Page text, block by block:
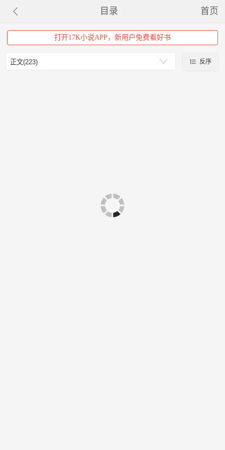
目录 首页
打开17K小说APP，新用户免费看好书
反序